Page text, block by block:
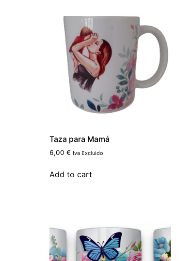
Taza para Mamá
6,00 € Iva Excluido
Add to cart